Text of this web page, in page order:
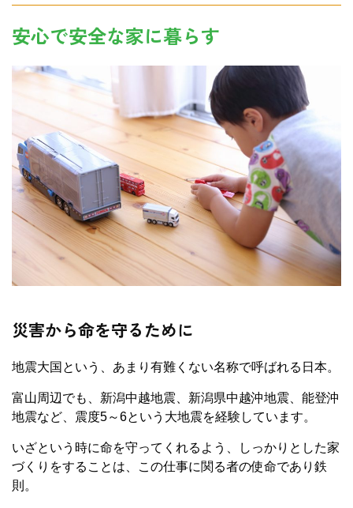
安心で安全な家に暮らす
災害から命を守るために
地震大国という、あまり有難くない名称で呼ばれる日本。
富山周辺でも、新潟中越地震、新潟県中越沖地震、能登沖
地震など、震度5～6という大地震を経験しています。
いざという時に命を守ってくれるよう、しっかりとした家
づくりをすることは、この仕事に関る者の使命であり鉄
則。